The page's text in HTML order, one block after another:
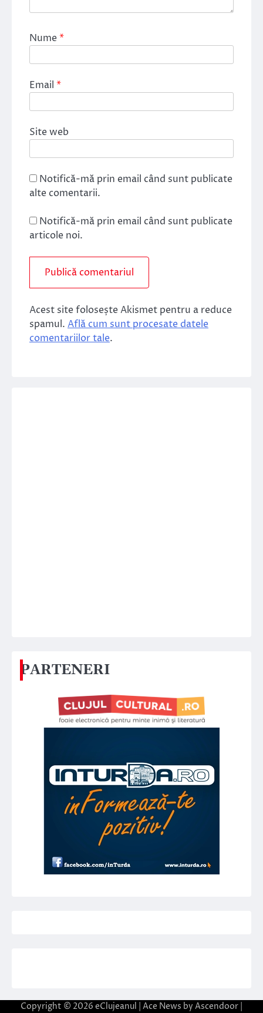
Nume*
Email *
Site web
Notifică-mă prin email când sunt publicate
alte comentarii.
Notifică-mă prin email când sunt publicate
articole noi.
Acest site folosește Akismet pentru a reduce
spamul. Află cum sunt procesate datele
comentariilor tale.
PARTENERI
Copyright © 2026 eClujeanul | Ace News by Ascendoor